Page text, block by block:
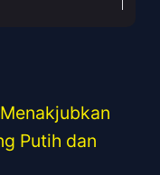
Putih dan